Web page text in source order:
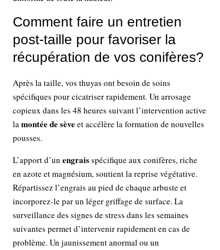
Comment faire un entretien
post-taille pour favoriser la
récupération de vos conifères?
Après la taille, vos thuyas ont besoin de soins
spécifiques pour cicatriser rapidement. Un arrosage
copieux dans les 48 heures suivant l’intervention active
lamontée de sève et accélère la formation de nouvelles
pousses.
L’apport d’unengrais spécifique aux conifères, riche
en azote et magnésium, soutient la reprise végétative.
Répartissez l’engrais au pied de chaque arbuste et
incorporez-le par un léger griffage de surface. La
surveillance des signes de stress dans les semaines
suivantes permet d’intervenir rapidement en cas de
problème. Un jaunissement anormal ou un